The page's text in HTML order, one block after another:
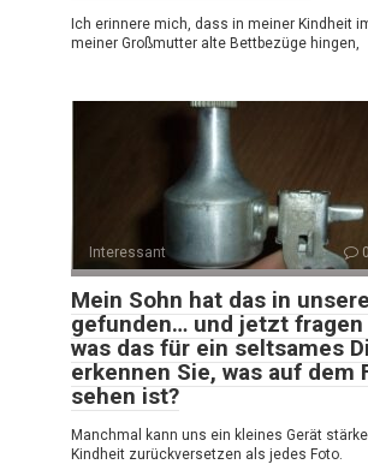
Ich erinnere mich, dass in meiner Kindheit
meiner Großmutter alte Bettbezüge hingen,
Interessant 0
Mein Sohn hat das in
gefunden… und jetzt fragen
was das für ein seltsames
erkennen Sie, was auf dem
sehen ist?
Manchmal kann uns ein kleines Gerät
Kindheit zurückversetzen als jedes Foto.